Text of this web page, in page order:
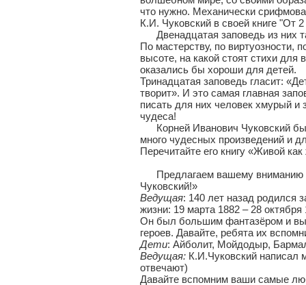
что нужно. Механически
К.И. Чуковский в своей книге "От
Двенадцатая заповедь из них
По мастерству, по виртуозности,
высоте, на какой стоят стихи
оказались бы хороши для детей.
Тринадцатая заповедь гласит:
творит». И это самая главная
писать для них человек хмурый и
чудеса!
Корней Иванович Чуковский
много чудесных произведений и
Перечитайте его книгу «Живой
Предлагаем вашему вниманию
Чуковский!»
Ведущая: 140 лет назад родился
жизни: 19 марта 1882 – 28 октября
Он был большим фантазёром и
героев. Давайте, ребята их
Дети: Айболит, Мойдодыр,
Ведущая: К.И.Чуковский написал
отвечают)
Давайте вспомним ваши самые